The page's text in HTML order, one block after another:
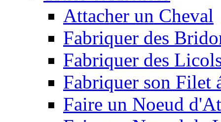
Attacher un Cheval
Fabriquer des
Fabriquer des
Fabriquer son Filet
Faire un Noeud